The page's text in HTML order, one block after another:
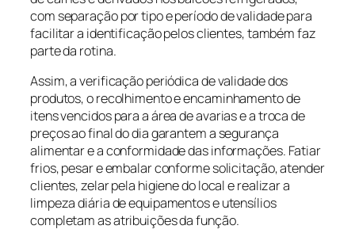
com separação por tipo e período de validade para
facilitar a identificação pelos clientes, também faz
parte da rotina.
Assim, a verificação periódica de validade dos
produtos, o recolhimento e encaminhamento de
itens vencidos para a área de avarias e a troca de
preços ao final do dia garantem a segurança
alimentar e a conformidade das informações. Fatiar
frios, pesar e embalar conforme solicitação, atender
clientes, zelar pela higiene do local e realizar a
limpeza diária de equipamentos e utensílios
completam as atribuições da função.